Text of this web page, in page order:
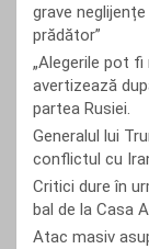
grave
prădător”
„Alegerile pot
avertizează
partea Rusiei.
Generalul lui
conflictul cu
Critici dure în
bal de la Casa
Atac masiv